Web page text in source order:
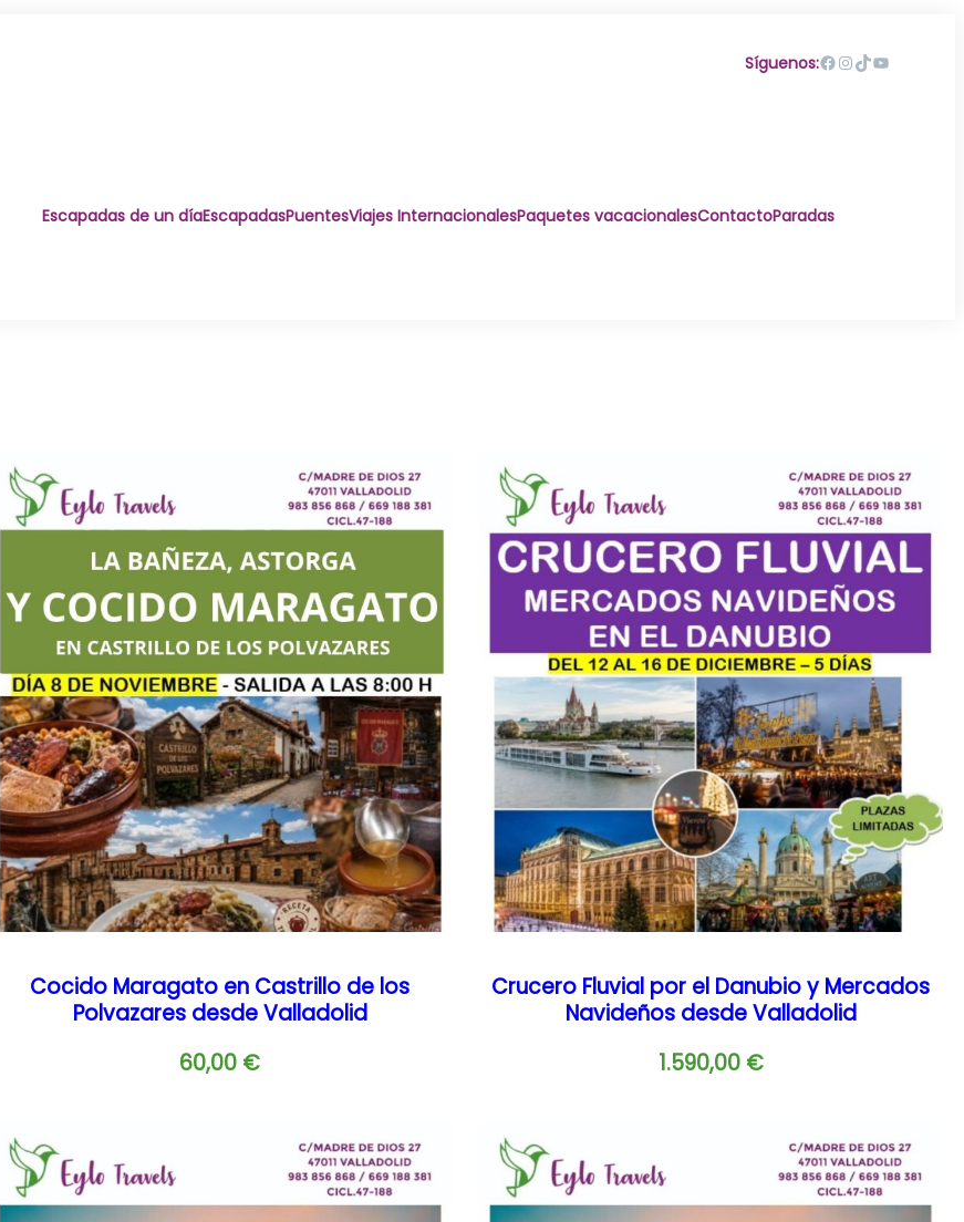
Síguenos:Facebook InstagramTikTok YouTube
Escapadas de un díaEscapadasPuentesViajes InternacionalesPaquetes vacacionalesContactoParadas
Cocido Maragato en Castrillo de los
Polvazares desde Valladolid
60,00 €
Crucero Fluvial por el Danubio y Mercados
Navideños desde Valladolid
1.590,00 €